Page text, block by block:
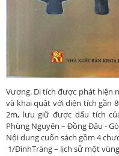
Vương. Di tích được phát hiện
và khai quật với diện tích gần
2m, lưu giữ được dấu tích
Phùng Nguyên – Đồng Đậu -
Nội dung cuốn sách gồm 4
1/ĐìnhTràng – lịch sử một